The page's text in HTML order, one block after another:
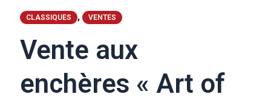
CLASSIQUES , VENTES
Vente aux
enchères « Art of